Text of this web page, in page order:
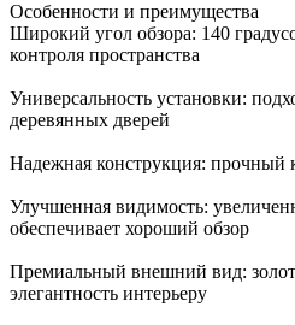
Особенности и преимущества
Широкий угол обзора: 140
контроля пространства
Универсальность установки:
деревянных дверей
Надежная конструкция:
Улучшенная видимость:
обеспечивает хороший обзор
Премиальный внешний вид:
элегантность интерьеру